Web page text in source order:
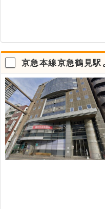
京急本線京急鶴見